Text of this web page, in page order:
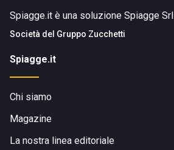
Spiagge.it è una soluzione Spiagge Srl
Società del Gruppo Zucchetti
Spiagge.it
Chi siamo
Magazine
La nostra linea editoriale